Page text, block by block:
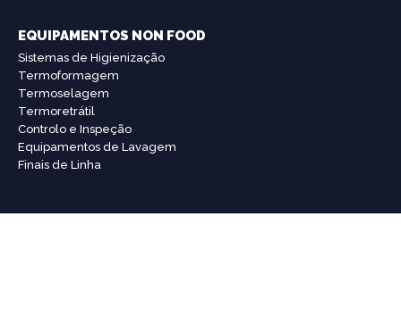
EQUIPAMENTOS NON FOOD
Sistemas de Higienização
Termoformagem
Termoselagem
Termoretrátil
Controlo e Inspeção
Equipamentos de Lavagem
Finais de Linha